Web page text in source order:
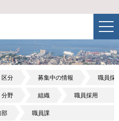
区分 募集中の情報 職員採
分野 組織 職員採用
部 職員課